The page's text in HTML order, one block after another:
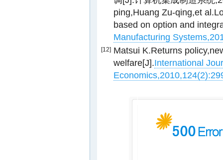
ping,Huang Zu-qing,et
based on option and
Manufacturing
[12] Matsui K.Returns
welfare[J].International